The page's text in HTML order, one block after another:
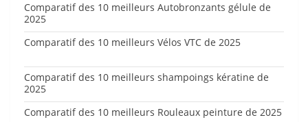
Comparatif des 10 meilleurs Autobronzants gélule de
2025
Comparatif des 10 meilleurs Vélos VTC de 2025
Comparatif des 10 meilleurs shampoings kératine de
2025
Comparatif des 10 meilleurs Rouleaux peinture de 2025